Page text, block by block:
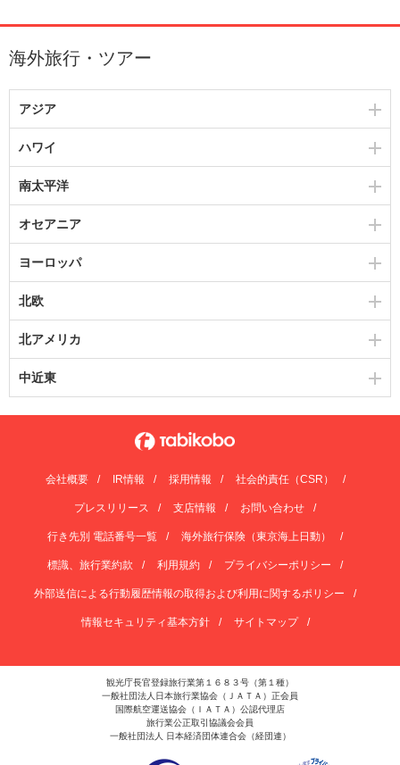
海外旅行・ツアー
アジア
ハワイ
南太平洋
オセアニア
ヨーロッパ
北欧
北アメリカ
中近東
会社概要 IR情報 採用情報 社会的責任（CSR）
プレスリリース 支店情報 お問い合わせ
行き先別 電話番号一覧 海外旅行保険（東京海上日動）
標識、旅行業約款 利用規約 プライバシーポリシー
外部送信による行動履歴情報の取得および利用に関するポリシー
情報セキュリティ基本方針 サイトマップ
観光庁長官登録旅行業第１６８３号（第１種）
一般社団法人日本旅行業協会（ＪＡＴＡ）正会員
国際航空運送協会（ＩＡＴＡ）公認代理店
旅行業公正取引協議会会員
一般社団法人 日本経済団体連合会（経団連）